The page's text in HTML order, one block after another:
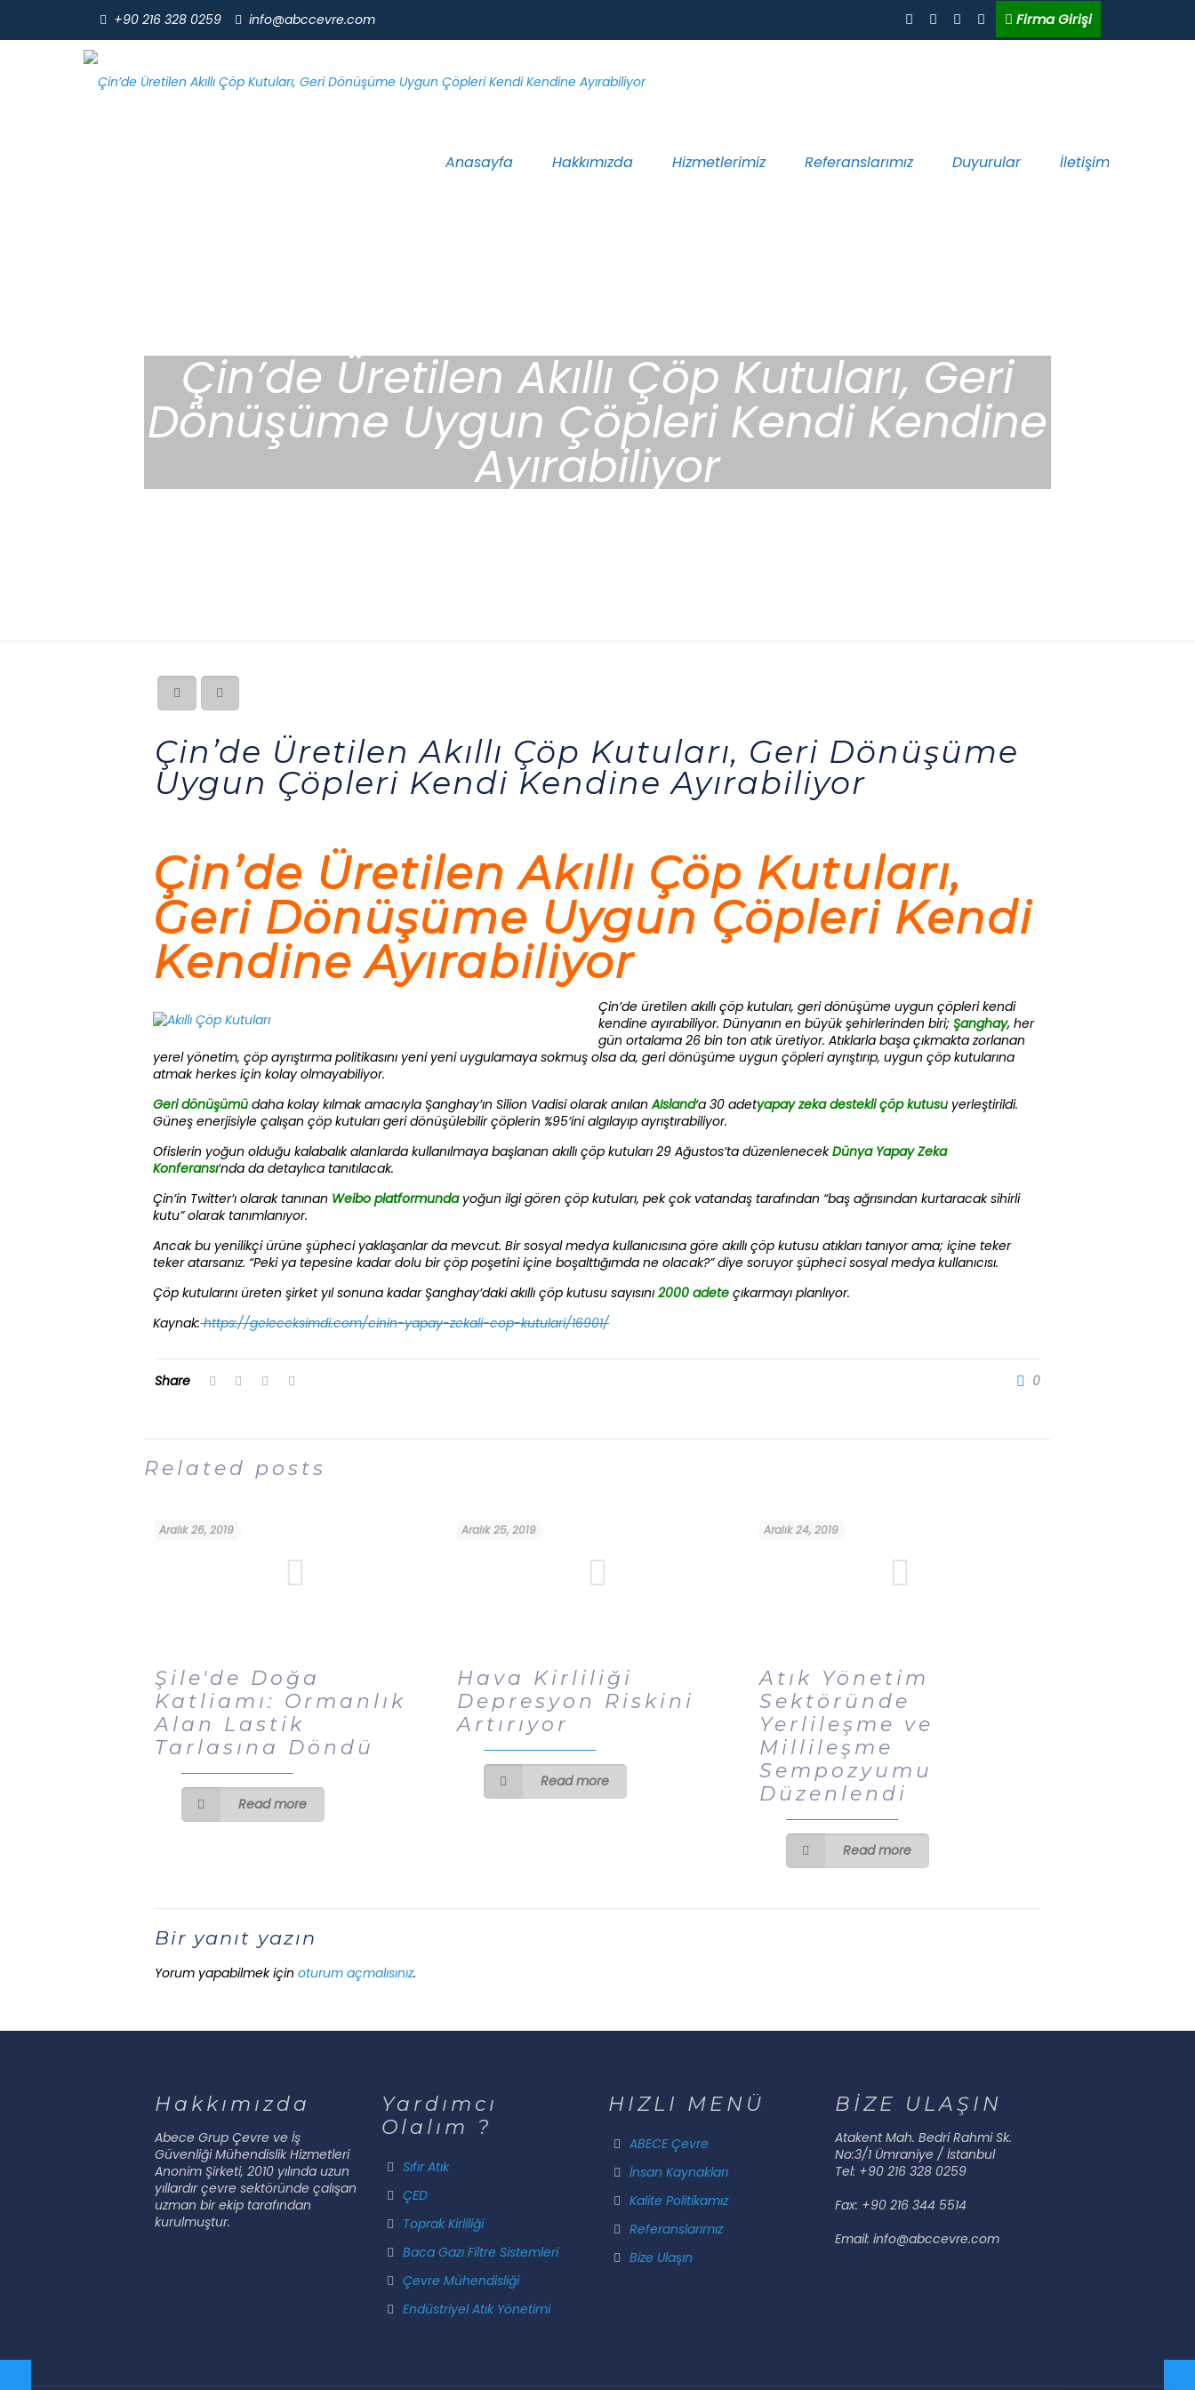
+90 216 328 0259 info@abccevre.com Firma Girişi
Anasayfa Hakkımızda Hizmetlerimiz Referanslarımız Duyurular İletişim
Çin’de Üretilen Akıllı Çöp Kutuları, Geri
Dönüşüme Uygun Çöpleri Kendi Kendine
Ayırabiliyor
Çin’de Üretilen Akıllı Çöp Kutuları, Geri Dönüşüme
Uygun Çöpleri Kendi Kendine Ayırabiliyor
Çin’de Üretilen Akıllı Çöp Kutuları,
Geri Dönüşüme Uygun Çöpleri Kendi
Kendine Ayırabiliyor
Çin’de üretilen akıllı çöp kutuları, geri dönüşüme uygun çöpleri kendi
kendine ayırabiliyor. Dünyanın en büyük şehirlerinden biri;Şanghay, her
gün ortalama 26 bin ton atık üretiyor. Atıklarla başa çıkmakta zorlanan
yerel yönetim, çöp ayrıştırma politikasını yeni yeni uygulamaya sokmuş olsa da, geri dönüşüme uygun çöpleri ayrıştırıp, uygun çöp kutularına
atmak herkes için kolay olmayabiliyor.
Geri dönüşümü daha kolay kılmak amacıyla Şanghay’ın Silion Vadisi olarak anılanAIsland‘a 30 adetyapay zeka destekli çöp kutusu yerleştirildi.
Güneş enerjisiyle çalışan çöp kutuları geri dönüşülebilir çöplerin %95’ini algılayıp ayrıştırabiliyor.
Ofislerin yoğun olduğu kalabalık alanlarda kullanılmaya başlanan akıllı çöp kutuları 29 Ağustos’ta düzenlenecekDünya Yapay Zeka
Konferansı‘nda da detaylıca tanıtılacak.
Çin’in Twitter’ı olarak tanınan Weibo platformundayoğun ilgi gören çöp kutuları, pek çok vatandaş tarafından “baş ağrısından kurtaracak sihirli
kutu” olarak tanımlanıyor.
Ancak bu yenilikçi ürüne şüpheci yaklaşanlar da mevcut. Bir sosyal medya kullanıcısına göre akıllı çöp kutusu atıkları tanıyor ama; içine teker
teker atarsanız. “Peki ya tepesine kadar dolu bir çöp poşetini içine boşalttığımda ne olacak?” diye soruyor şüpheci sosyal medya kullanıcısı.
Çöp kutularını üreten şirket yıl sonuna kadar Şanghay’daki akıllı çöp kutusu sayısını2000 adeteçıkarmayı planlıyor.
Kaynak:https://geleceksimdi.com/cinin-yapay-zekali-cop-kutulari/16901/
Share 0
Related posts
Aralık 26, 2019
Şile'de Doğa
Katliamı: Ormanlık
Alan Lastik
Tarlasına Döndü
Read more
Aralık 25, 2019
Hava Kirliliği
Depresyon Riskini
Artırıyor
Read more
Aralık 24, 2019
Atık Yönetim
Sektöründe
Yerlileşme ve
Millileşme
Sempozyumu
Düzenlendi
Read more
Bir yanıt yazın
Yorum yapabilmek için oturum açmalısınız.
Hakkımızda
Abece Grup Çevre ve İş
Güvenliği Mühendislik Hizmetleri
Anonim Şirketi, 2010 yılında uzun
yıllardır çevre sektöründe çalışan
uzman bir ekip tarafından
kurulmuştur.
Yardımcı
Olalım ?
Sıfır Atık
ÇED
Toprak Kirliliği
Baca Gazı Filtre Sistemleri
Çevre Mühendisliği
Endüstriyel Atık Yönetimi
HIZLI MENÜ
ABECE Çevre
İnsan Kaynakları
Kalite Politikamız
Referanslarımız
Bize Ulaşın
BİZE ULAŞIN
Atakent Mah. Bedri Rahmi Sk.
No:3/1 Ümraniye / İstanbul
Tel: +90 216 328 0259
Fax: +90 216 344 5514
Email: info@abccevre.com